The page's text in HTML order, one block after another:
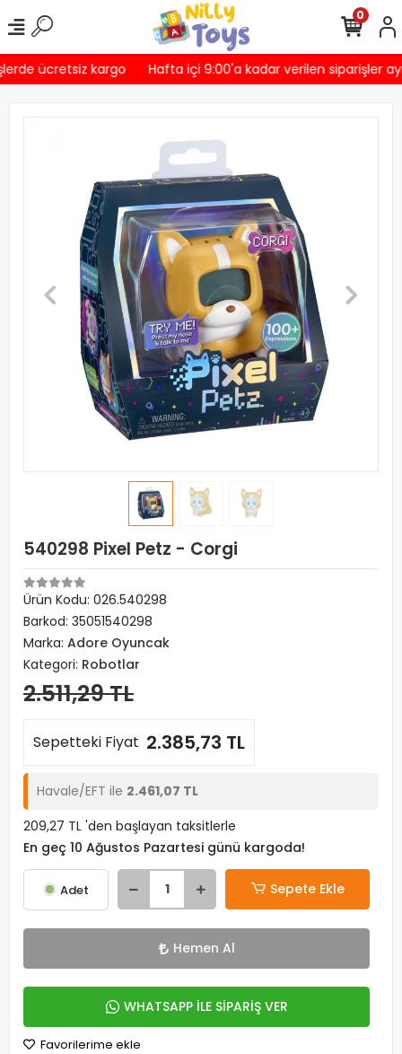
ücretsiz kargo Hafta içi 9:00'a kadar verilen siparişler
0
540298 Pixel Petz - Corgi
Ürün Kodu: 026.540298
Barkod: 35051540298
Marka: Adore Oyuncak
Kategori: Robotlar
2.511,29 TL
Sepetteki Fiyat 2.385,73 TL
Havale/EFT ile 2.461,07 TL
209,27 TL 'den başlayan taksitlerle
En geç 10 Ağustos Pazartesi günü kargoda!
Adet Sepete Ekle
Hemen Al
WHATSAPP İLE SİPARİŞ VER
Favorilerime ekle